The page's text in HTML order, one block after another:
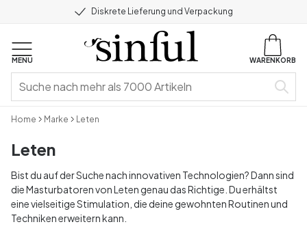
Diskrete Lieferung und Verpackung
MENU WARENKORB
Home Marke Leten
Leten
Bist du auf der Suche nach innovativen Technologien? Dann sind
die Masturbatoren von Leten genau das Richtige. Du erhältst
eine vielseitige Stimulation, die deine gewohnten Routinen und
Techniken erweitern kann.